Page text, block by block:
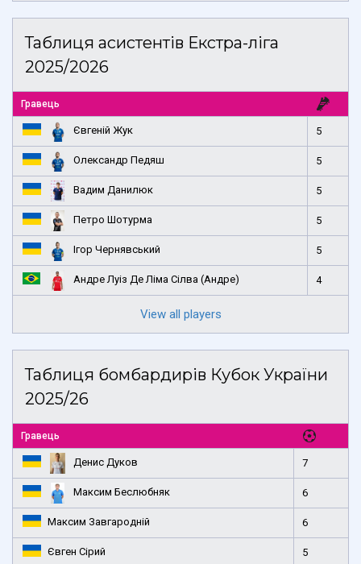
Таблиця асистентів Екстра-ліга
2025/2026
Гравець
Євгеній Жук 5
Олександр Педяш 5
Вадим Данилюк 5
Петро Шотурма 5
Ігор Чернявський 5
Андре Луіз Де Ліма Сілва (Андре) 4
View all players
Таблиця бомбардирів Кубок України
2025/26
Гравець
Денис Дуков 7
Максим Беслюбняк 6
Максим Завгародній 6
Євген Сірий 5